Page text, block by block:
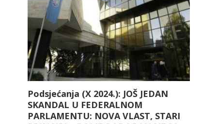
Podsjećanja (X 2024.): JOŠ JEDAN
SKANDAL U FEDERALNOM
PARLAMENTU: NOVA VLAST, STARI